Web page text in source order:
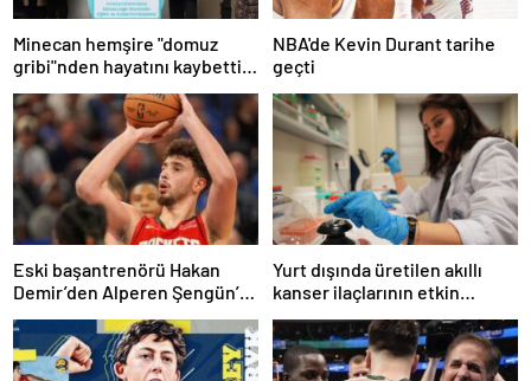
Minecan hemşire "domuz
gribi"nden hayatını kaybetti –
Haberler | Sağlık Haberleri
NBA'de Kevin Durant tarihe
geçti
Eski başantrenörü Hakan
Demir’den Alperen Şengün’e
Yurt dışında üretilen akıllı
kanser ilaçlarının etkin
geliştirildi | Sağlık Haberleri